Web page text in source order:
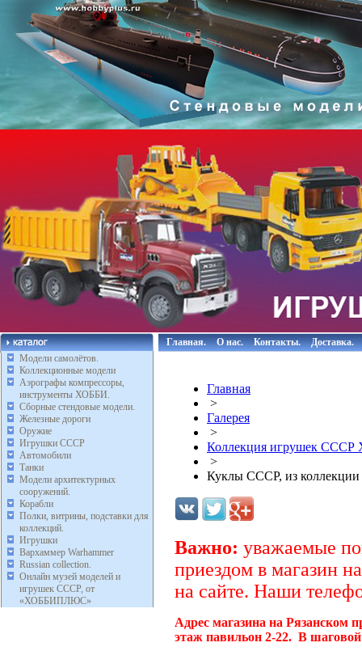
Модели самолётов.
Коллекционные модели
Аэрографы компрессоры,
инструменты ХОББИ.
Сборные стендовые модели.
Железные дороги
Оружие
Игрушки СССР
Автомобили
Танки
Модели архитектурных
сооружений.
Корабли
Полки, витрины, подставки для
коллекций.
Игрушки
Вархаммер Warhammer
Russian collection.
Онлайн музей моделей и
игрушек СССР, от
«ХОББИПЛЮС»
Главная. О нас. Контакты. Доставка.
Главная
>
Галерея
>
Коллекция игрушек
>
Куклы СССР, из
Важно: уважаемые
приездом в магазин
на сайте. Наши
Адрес магазина на Рязанском
этаж павильон 2-22. В